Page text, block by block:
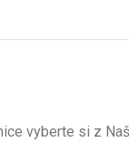
vyberte si z